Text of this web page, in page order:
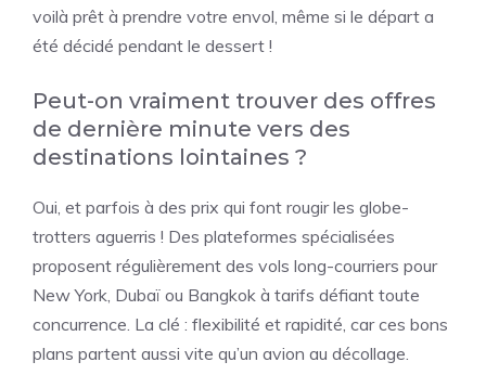
voilà prêt à prendre votre envol, même si le départ a
été décidé pendant le dessert !
Peut-on vraiment trouver des offres
de dernière minute vers des
destinations lointaines ?
Oui, et parfois à des prix qui font rougir les globe-
trotters aguerris ! Des plateformes spécialisées
proposent régulièrement des vols long-courriers pour
New York, Dubaï ou Bangkok à tarifs défiant toute
concurrence. La clé : flexibilité et rapidité, car ces bons
plans partent aussi vite qu’un avion au décollage.